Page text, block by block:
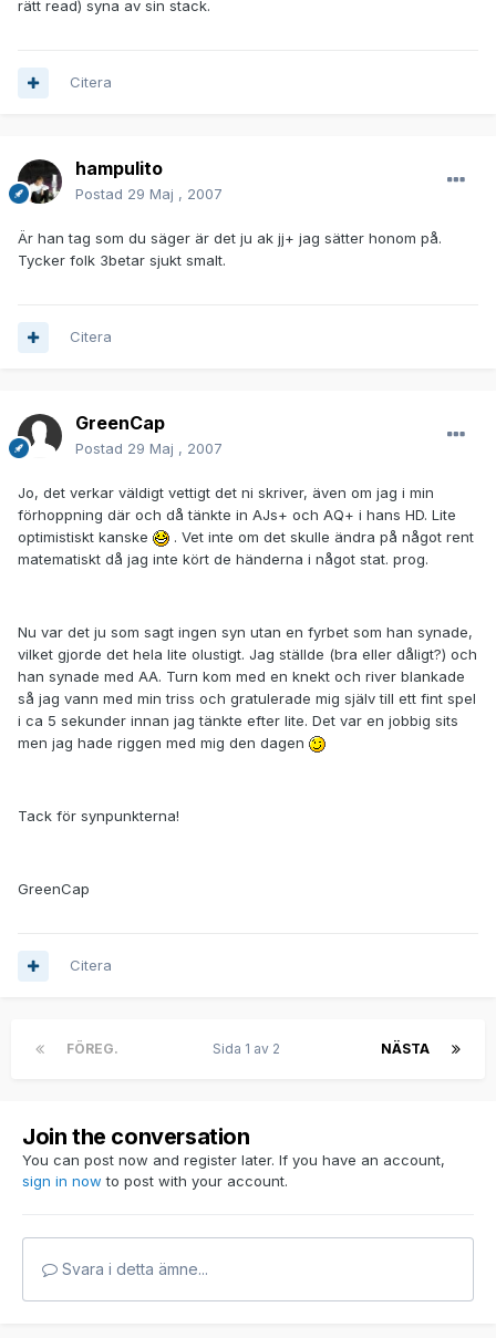
rätt read) syna av sin stack.
Citera
hampulito
Postad 29 Maj , 2007
Är han tag som du säger är det ju ak jj+ jag sätter honom på.
Tycker folk 3betar sjukt smalt.
Citera
GreenCap
Postad 29 Maj , 2007
Jo, det verkar väldigt vettigt det ni skriver, även om jag i min
förhoppning där och då tänkte in AJs+ och AQ+ i hans HD. Lite
optimistiskt kanske
. Vet inte om det skulle ändra på något rent
matematiskt då jag inte kört de händerna i något stat. prog.
Nu var det ju som sagt ingen syn utan en fyrbet som han synade,
vilket gjorde det hela lite olustigt. Jag ställde (bra eller dåligt?) och
han synade med AA. Turn kom med en knekt och river blankade
så jag vann med min triss och gratulerade mig själv till ett fint spel
i ca 5 sekunder innan jag tänkte efter lite. Det var en jobbig sits
men jag hade riggen med mig den dagen
Tack för synpunkterna!
GreenCap
Citera
FÖREG. NÄSTA
Sida 1 av 2
Join the conversation
You can post now and register later. If you have an account,
sign in now to post with your account.
Svara i detta ämne...